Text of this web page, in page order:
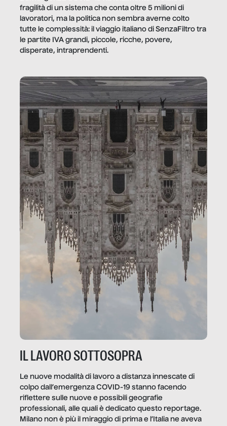
fragilità di un sistema che conta oltre 5 milioni di
lavoratori, ma la politica non sembra averne colto
tutte le complessità: il viaggio italiano di SenzaFiltro tra
le partite IVA grandi, piccole, ricche, povere,
disperate, intraprendenti.
IL LAVORO SOTTOSOPRA
Le nuove modalità di lavoro a distanza innescate di
colpo dall’emergenza COVID-19 stanno facendo
riflettere sulle nuove e possibili geografie
professionali, alle quali è dedicato questo reportage.
Milano non è più il miraggio di prima e l’Italia ne aveva